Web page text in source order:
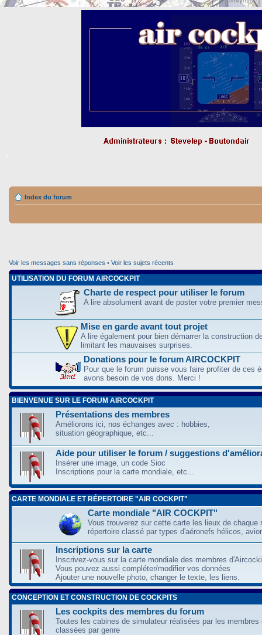
Index du forum
Voir les messages sans réponses • Voir les sujets récents
UTILISATION DU FORUM AIRCOCKPIT
Charte de respect pour utiliser le forum
A lire absolument avant de poster votre premier
Mise en garde avant tout projet
A lire également pour bien démarrer la construction
limitant les mauvaises surprises.
Donations pour le forum AIRCOCKPIT
Pour que le forum puisse vous faire profiter de ces
avons besoin de vos dons. Merci !
BIENVENUE SUR LE FORUM AIRCOCKPIT
Présentations des membres
Améliorons ici, nos échanges avec : hobbies,
situation géographique, etc...
Aide pour utiliser le forum / suggestions
Insérer une image, un code Sioc
Inscriptions pour la carte mondiale, etc...
CARTE MONDIALE ET RÉPERTOIRE "AIR COCKPIT"
Carte mondiale "AIR COCKPIT"
Vous trouverez sur cette carte les lieux de chaque
répertoire classé par types d'aéronefs hélicos,
Inscriptions sur la carte
Inscrivez-vous sur la carte mondiale des membres
Vous pouvez aussi compléter/modifier vos données
Ajouter une nouvelle photo, changer le texte, les liens.
CONCEPTION ET CONSTRUCTION DE COCKPITS
Les cockpits des membres du forum
Toutes les cabines de simulateur réalisées par les membres
classées par genre